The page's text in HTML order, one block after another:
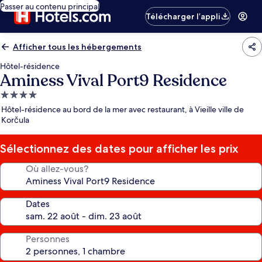
Passer au contenu principal
Télécharger l’appli
Afficher tous les hébergements
Hôtel-résidence
Aminess Vival Port9 Residence
Hébergement
4.0 étoiles
Hôtel-résidence au bord de la mer avec restaurant, à Vieille ville de
Korčula
Sélectionnez des dates pour afficher les prix
Où allez-vous?
Dates
Personnes